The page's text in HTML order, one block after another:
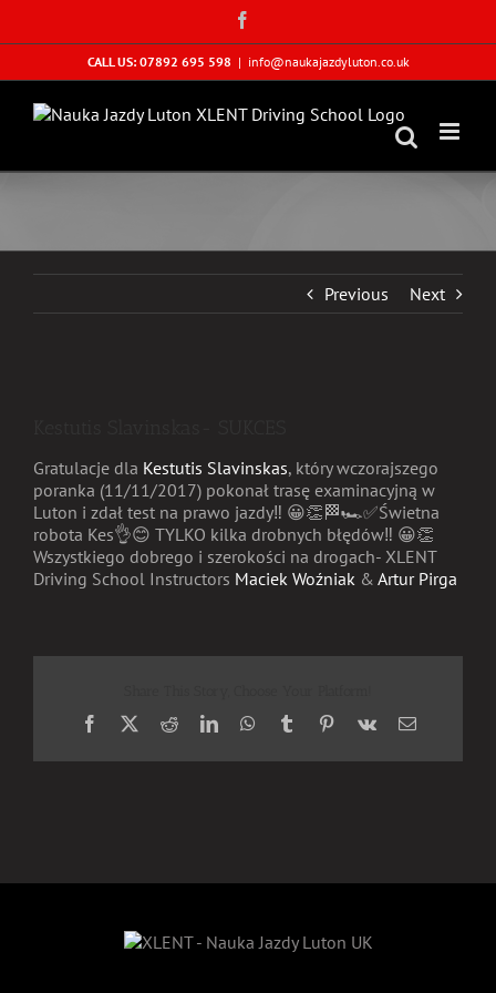
CALL US: 07892 695 598 | info@naukajazdyluton.co.uk
Previous Next
Gratulacje dla Kestutis Slavinskas, który wczorajszego
poranka (11/11/2017) pokonał trasę examinacyjną w
Luton i zdał test na prawo jazdy‼️ 😀👏 🏁🏎✅Świetna
robota Kes👌😊 TYLKO kilka drobnych błędów‼️ 😀👏
Wszystkiego dobrego i szerokości na drogach- XLENT
Driving School Instructors Maciek Woźniak & Artur Pirga
Facebook
X RedditLinkedInWhatsApp
TumblrPinterest
Vk Email